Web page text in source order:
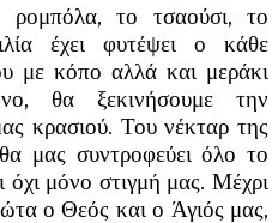
το τσαούσι, το
έχει φυτέψει ο κάθε
με κόπο αλλά και μεράκι
θα ξεκινήσουμε την
κρασιού. Του νέκταρ της
μας συντροφεύει όλο το
όχι μόνο στιγμή μας. Μέχρι
ο Θεός και ο Άγιός μας,